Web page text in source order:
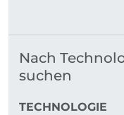
Nach
suchen
TECHNOLOGIE